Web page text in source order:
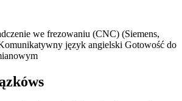
we frezowaniu (CNC) (Siemens,
język angielski Gotowość do